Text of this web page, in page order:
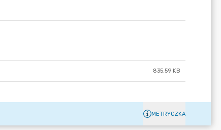
835.59 KB
METRYCZKA